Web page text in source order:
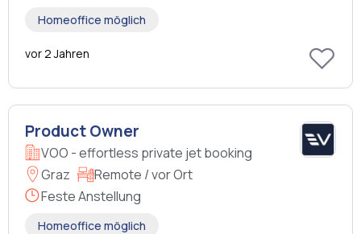
Homeoffice möglich
vor 2 Jahren
Product Owner
VOO - effortless private jet booking
Graz
Remote / vor Ort
Feste Anstellung
Homeoffice möglich